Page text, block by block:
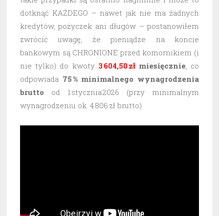
dotknąć KAŻDEGO – nawet jak nie ma żadnych
kredytów, pożyczek ani długów – postanowiłem
zwrócić uwagę, że pieniądze na koncie
bankowym są CHRONIONE przed komornikiem (i
nie tylko) do kwoty 3 604,50 złmiesięcznie, co
odpowiada 75 % minimalnego wynagrodzenia
brutto od 1 stycznia 2026 (przy minimalnym
wynagrodzeniu ok. 4 806 zł brutto)